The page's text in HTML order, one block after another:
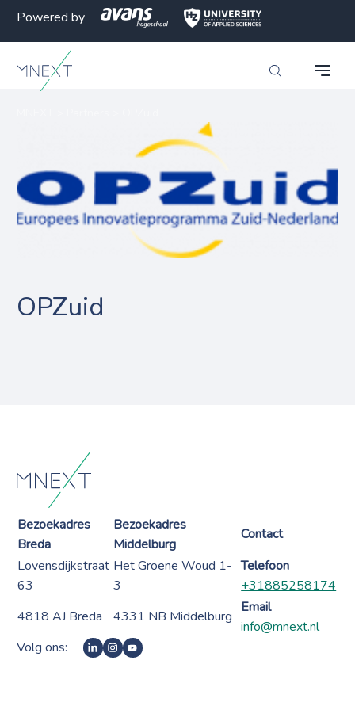
Powered by
OPZuid
Bezoekadres
Breda
Bezoekadres
Middelburg
Contact
Lovensdijkstraat
63
Het Groene Woud 1-
3
Telefoon
+31885258174
4818 AJ Breda
4331 NB Middelburg
Email
info@mnext.nl
Volg ons: